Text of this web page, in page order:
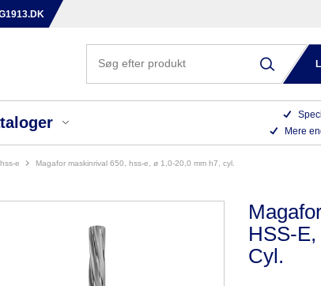
Mere
hss-e magafor maskinrival 650, hss-e, ø 1,0-20,0 mm h7, cyl.
HSS-
Cyl.